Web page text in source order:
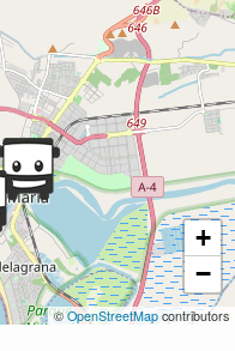
+
−
©OpenStreetMapcontributors